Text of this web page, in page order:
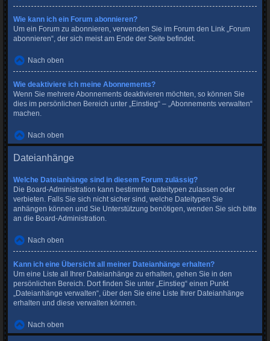
Wie kann ich ein Forum abonnieren?
Um ein Forum zu abonnieren, verwenden Sie im Forum den Link „Forum
abonnieren“, der sich meist am Ende der Seite befindet.
Nach oben
Wie deaktiviere ich meine Abonnements?
Wenn Sie mehrere Abonnements deaktivieren möchten, so können Sie
dies im persönlichen Bereich unter „Einstieg“ – „Abonnements verwalten“
machen.
Nach oben
Dateianhänge
Welche Dateianhänge sind in diesem Forum zulässig?
Die Board-Administration kann bestimmte Dateitypen zulassen oder
verbieten. Falls Sie sich nicht sicher sind, welche Dateitypen Sie
anhängen können und Sie Unterstützung benötigen, wenden Sie sich bitte
an die Board-Administration.
Nach oben
Kann ich eine Übersicht all meiner Dateianhänge erhalten?
Um eine Liste all Ihrer Dateianhänge zu erhalten, gehen Sie in den
persönlichen Bereich. Dort finden Sie unter „Einstieg“ einen Punkt
„Dateianhänge verwalten“, über den Sie eine Liste Ihrer Dateianhänge
erhalten und diese verwalten können.
Nach oben